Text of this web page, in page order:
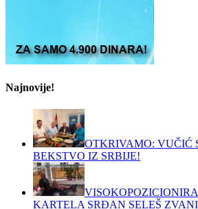
Najnovije!
OTKRIVAMO: VUČIĆ
BEKSTVO IZ SRBIJE!
KARTELA SRĐAN SELEŠ